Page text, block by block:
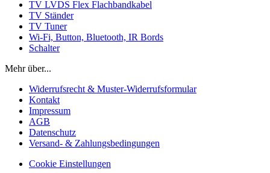
TV LVDS Flex Flachbandkabel
TV Ständer
TV Tuner
Wi-Fi, Button, Bluetooth, IR Bords
Schalter
Mehr über...
Widerrufsrecht & Muster-Widerrufsformular
Kontakt
Impressum
AGB
Datenschutz
Versand- & Zahlungsbedingungen
Cookie Einstellungen